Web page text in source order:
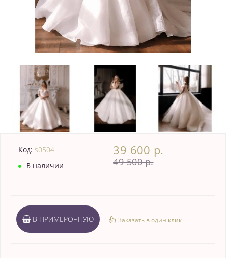
Код: s0504
В наличии
39 600 р.
49 500 р.
В ПРИМЕРОЧНУЮ Заказать в один клик